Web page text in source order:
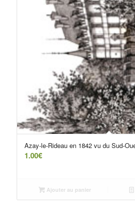
Azay-le-Rideau en 1842 vu du Sud-
1.00€
Ajouter au panier